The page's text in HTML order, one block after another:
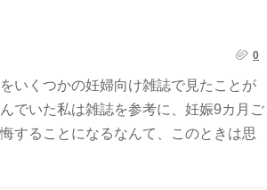
0
いくつかの妊婦向け雑誌で見たことが
でいた私は雑誌を参考に、妊娠9カ月ご
することになるなんて、このときは思